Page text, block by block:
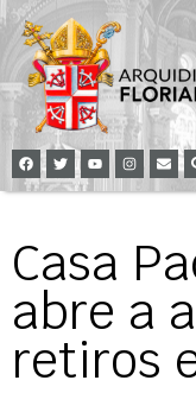
Casa
abre a
retiros